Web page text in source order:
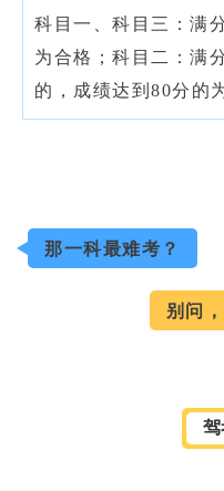
科目一、科目三：满
为合格；科目二：满
的，成绩达到80分的
那一科最难考？
别问